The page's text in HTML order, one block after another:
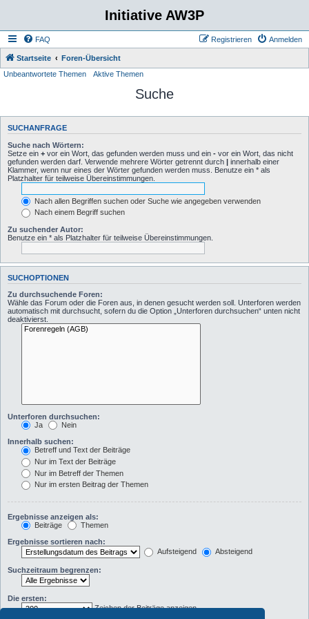
Initiative AW3P
FAQ Anmelden
Registrieren
Startseite
Foren-Übersicht
Unbeantwortete Themen
Aktive Themen
Suche
SUCHANFRAGE
Suche nach Wörtern:
Setze ein + vor ein Wort, das gefunden werden muss und ein - vor ein Wort, das nicht
gefunden werden darf. Verwende mehrere Wörter getrennt durch | innerhalb einer
Klammer, wenn nur eines der Wörter gefunden werden muss. Benutze ein * als
Platzhalter für teilweise Übereinstimmungen.
Nach allen Begriffen suchen oder Suche wie angegeben verwenden
Nach einem Begriff suchen
Zu suchender Autor:
Benutze ein * als Platzhalter für teilweise Übereinstimmungen.
SUCHOPTIONEN
Zu durchsuchende Foren:
Wähle das Forum oder die Foren aus, in denen gesucht werden soll. Unterforen werden
automatisch mit durchsucht, sofern du die Option „Unterforen durchsuchen“ unten nicht
deaktivierst.
Unterforen durchsuchen:
Ja
Nein
Innerhalb suchen:
Betreff und Text der Beiträge
Nur im Text der Beiträge
Nur im Betreff der Themen
Nur im ersten Beitrag der Themen
Ergebnisse anzeigen als:
Beiträge
Themen
Ergebnisse sortieren nach:
Aufsteigend
Absteigend
Suchzeitraum begrenzen:
Die ersten:
Zeichen der Beiträge anzeigen